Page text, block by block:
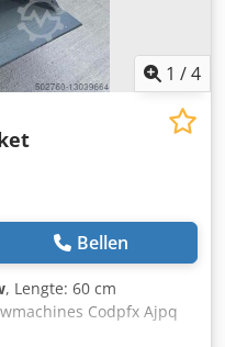
1 /4
Bellen
, Lengte: 60 cm
Codpfx Ajpq
l Garantie: 6 maanden